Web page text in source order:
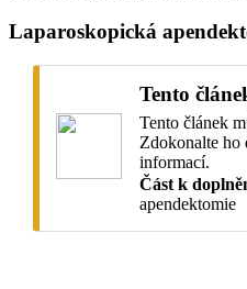
Laparoskopická
Tento
Tento článek
Zdokonalte ho
informací.
Část k
apendektomie